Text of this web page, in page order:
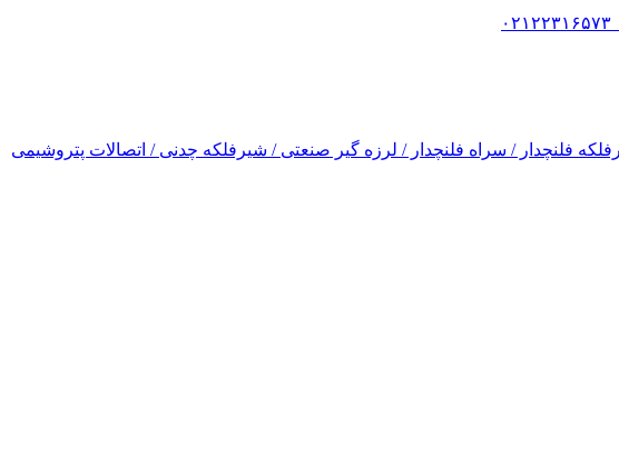
فلنچدار / سراه فلنچدار / لرزه گیر صنعتی / شیرفلکه چدنی / اتصالات پتروشیمی